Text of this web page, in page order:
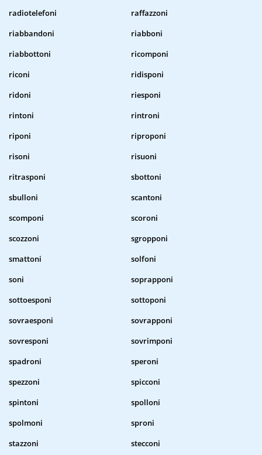
radiotelefoni
raffazzoni
riabbandoni
riabboni
riabbottoni
ricomponi
riconi
ridisponi
ridoni
riesponi
rintoni
rintroni
riponi
riproponi
risoni
risuoni
ritrasponi
sbottoni
sbulloni
scantoni
scomponi
scoroni
scozzoni
sgropponi
smattoni
solfoni
soni
soprapponi
sottoesponi
sottoponi
sovraesponi
sovrapponi
sovresponi
sovrimponi
spadroni
speroni
spezzoni
spicconi
spintoni
spolloni
spolmoni
sproni
stazzoni
stecconi